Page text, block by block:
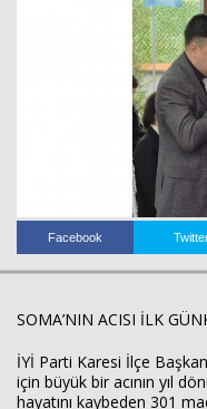
Facebook
SOMA’NIN ACISI İLK
İYİ Parti Karesi İlçe
için büyük bir acının yıl
hayatını kaybeden 301